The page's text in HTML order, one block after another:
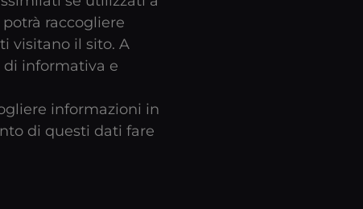
raccogliere
visitano il sito. A
di informativa e
informazioni in
di questi dati fare